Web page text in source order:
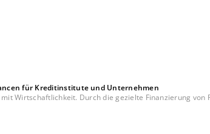
für Kreditinstitute und Unternehmen
Wirtschaftlichkeit. Durch die gezielte Finanzierung